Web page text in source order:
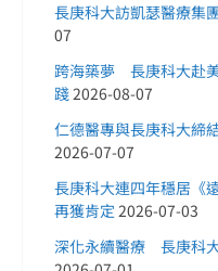
長庚科大訪凱瑟醫療集
07
跨海築夢 長庚科大赴
踐2026-08-07
仁德醫專與長庚科大
2026-07-07
長庚科大連四年穩居《
再獲肯定 2026-07-03
深化永續醫療 長庚科